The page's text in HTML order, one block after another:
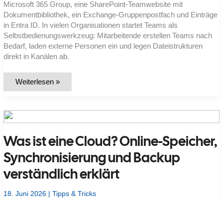
Microsoft 365 Group, eine SharePoint-Teamwebsite mit
Dokumentbibliothek, ein Exchange-Gruppenpostfach und Einträge
in Entra ID. In vielen Organisationen startet Teams als
Selbstbedienungswerkzeug: Mitarbeitende erstellen Teams nach
Bedarf, laden externe Personen ein und legen Dateistrukturen
direkt in Kanälen ab.
Wie
Teams
ein
verhindere
Wildwuchs
Teams,
Gästen
und
Namen?
Weiterlesen »
Was ist eine Cloud? Online-Speicher,
Synchronisierung und Backup
verständlich erklärt
18. Juni 2026 |Tipps & Tricks